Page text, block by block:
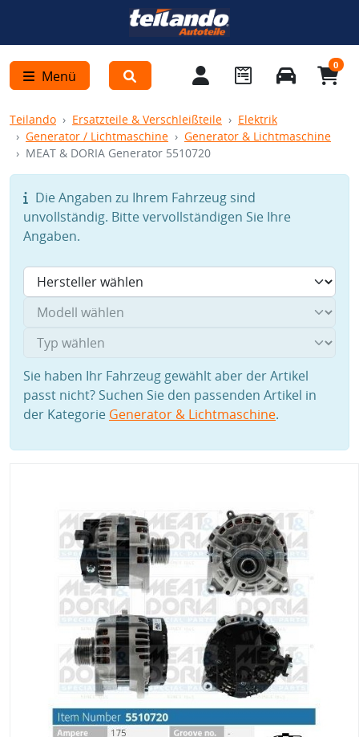
Menü
0
Teilando Ersatzteile & Verschleißteile
Elektrik
Generator / Lichtmaschine
Generator & Lichtmaschine
MEAT & DORIA Generator 5510720
Die Angaben zu Ihrem Fahrzeug sind
unvollständig. Bitte vervollständigen Sie Ihre
Angaben.
Sie haben Ihr Fahrzeug gewählt aber der Artikel
passt nicht? Suchen Sie den passenden Artikel in
der Kategorie Generator & Lichtmaschine.